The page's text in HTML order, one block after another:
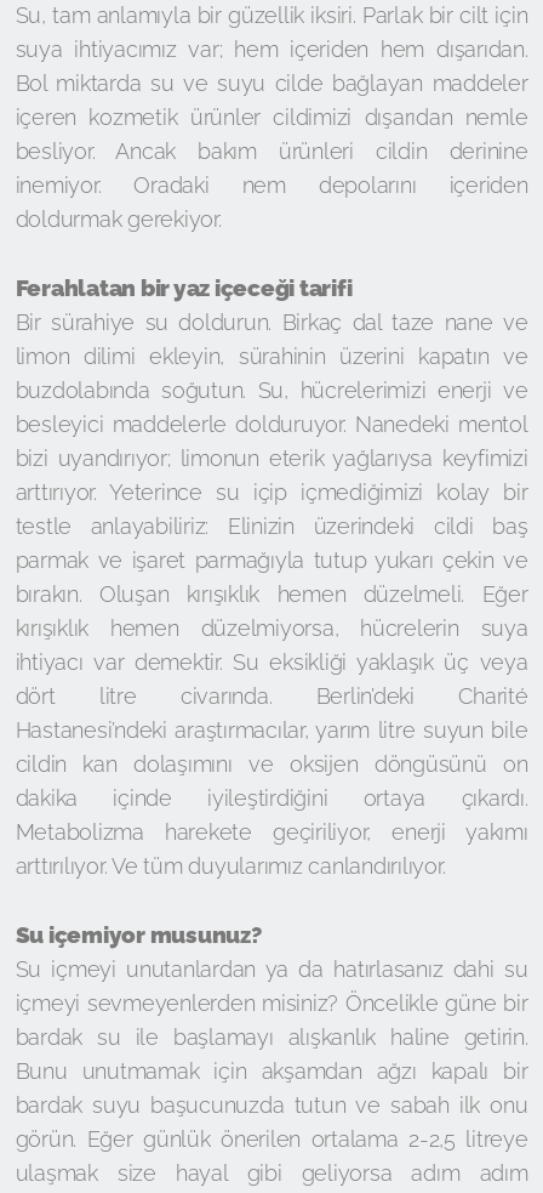
Su, tam anlamıyla bir güzellik iksiri. Parlak bir cilt için
suya ihtiyacımız var; hem içeriden hem dışarıdan.
Bol miktarda su ve suyu cilde bağlayan maddeler
içeren kozmetik ürünler cildimizi dışarıdan nemle
besliyor. Ancak bakım ürünleri cildin derinine
inemiyor. Oradaki nem depolarını içeriden
doldurmak gerekiyor.
Ferahlatan bir yaz içeceği tarifi
Bir sürahiye su doldurun. Birkaç dal taze nane ve
limon dilimi ekleyin, sürahinin üzerini kapatın ve
buzdolabında soğutun. Su, hücrelerimizi enerji ve
besleyici maddelerle dolduruyor. Nanedeki mentol
bizi uyandırıyor; limonun eterik yağlarıysa keyfimizi
arttırıyor. Yeterince su içip içmediğimizi kolay bir
testle anlayabiliriz: Elinizin üzerindeki cildi baş
parmak ve işaret parmağıyla tutup yukarı çekin ve
bırakın. Oluşan kırışıklık hemen düzelmeli. Eğer
kırışıklık hemen düzelmiyorsa, hücrelerin suya
ihtiyacı var demektir. Su eksikliği yaklaşık üç veya
dört litre civarında. Berlin’deki Charité
Hastanesi’ndeki araştırmacılar, yarım litre suyun bile
cildin kan dolaşımını ve oksijen döngüsünü on
dakika içinde iyileştirdiğini ortaya çıkardı.
Metabolizma harekete geçiriliyor, enerji yakımı
arttırılıyor. Ve tüm duyularımız canlandırılıyor.
Su içemiyor musunuz?
Su içmeyi unutanlardan ya da hatırlasanız dahi su
içmeyi sevmeyenlerden misiniz? Öncelikle güne bir
bardak su ile başlamayı alışkanlık haline getirin.
Bunu unutmamak için akşamdan ağzı kapalı bir
bardak suyu başucunuzda tutun ve sabah ilk onu
görün. Eğer günlük önerilen ortalama 2-2,5 litreye
ulaşmak size hayal gibi geliyorsa adım adım